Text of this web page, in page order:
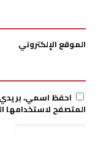
الموقع الإلكتروني
احفظ اسمي، بريدي
المتصفح لاستخدامها